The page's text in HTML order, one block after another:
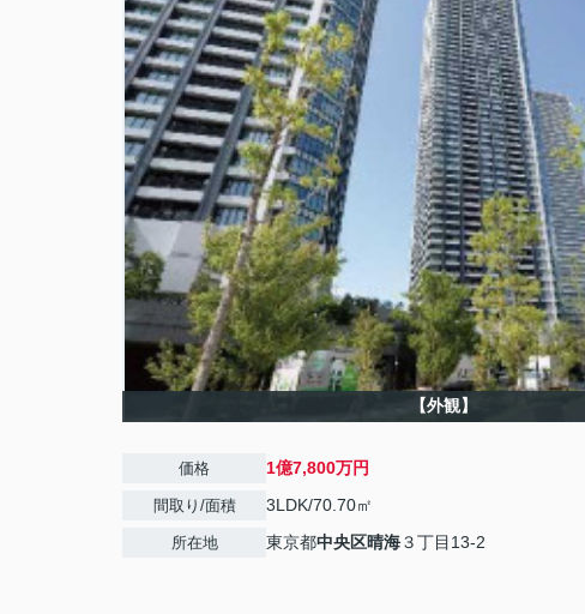
【外観】
価格 1億7,800万円
間取り/面積 3LDK/70.70㎡
所在地 東京都中央区晴海３丁目13-2